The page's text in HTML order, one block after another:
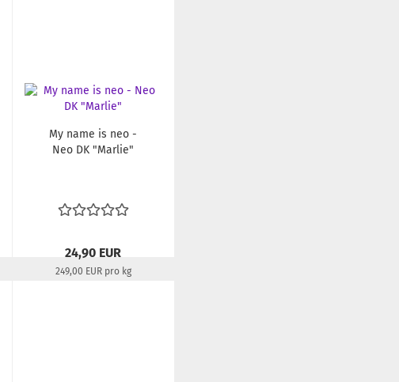
My name is neo -
Neo DK "Marlie"
24,90 EUR
249,00 EUR pro kg